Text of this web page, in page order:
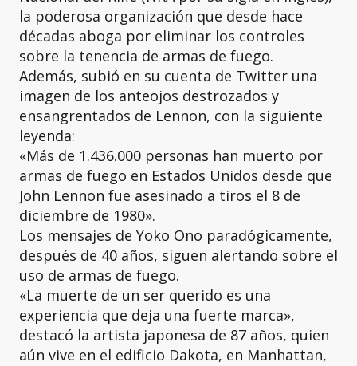
la poderosa organización que desde hace
décadas aboga por eliminar los controles
sobre la tenencia de armas de fuego.
Además, subió en su cuenta de Twitter una
imagen de los anteojos destrozados y
ensangrentados de Lennon, con la siguiente
leyenda:
«Más de 1.436.000 personas han muerto por
armas de fuego en Estados Unidos desde que
John Lennon fue asesinado a tiros el 8 de
diciembre de 1980».
Los mensajes de Yoko Ono paradógicamente,
después de 40 años, siguen alertando sobre el
uso de armas de fuego.
«La muerte de un ser querido es una
experiencia que deja una fuerte marca»,
destacó la artista japonesa de 87 años, quien
aún vive en el edificio Dakota, en Manhattan,